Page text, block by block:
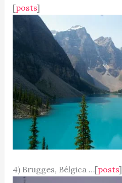
[posts]
4) Brugges, Bélgica …[posts]